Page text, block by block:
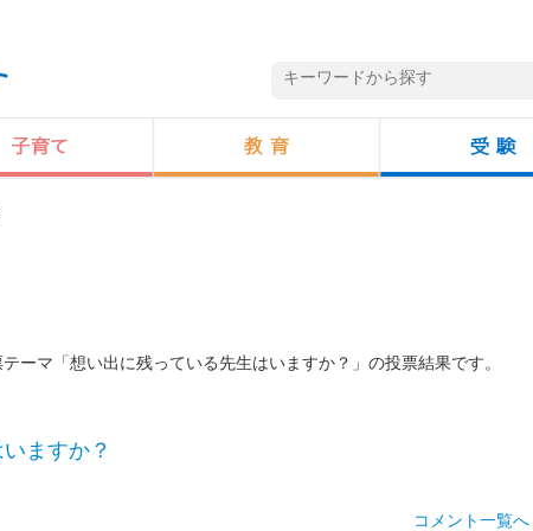
ーマ「想い出に残っている先生はいますか？」の投票結果です。
ますか？
コメント一覧へ